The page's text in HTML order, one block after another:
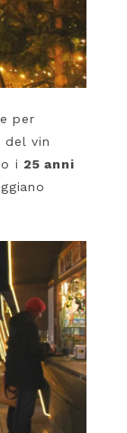
per
del vin
i 25 anni